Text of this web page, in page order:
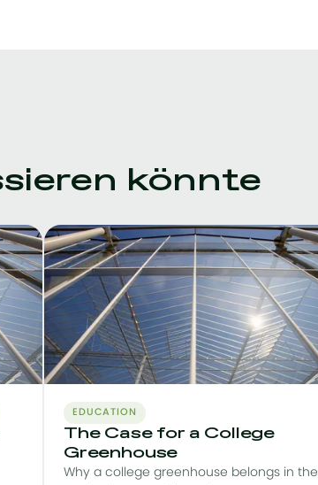
könnte
EDUCATION
The Case for a College
Greenhouse
Why a college greenhouse belongs in the